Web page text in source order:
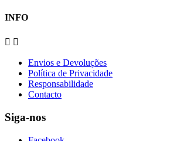
INFO
 
Envios e Devoluções
Política de Privacidade
Responsabilidade
Contacto
Siga-nos